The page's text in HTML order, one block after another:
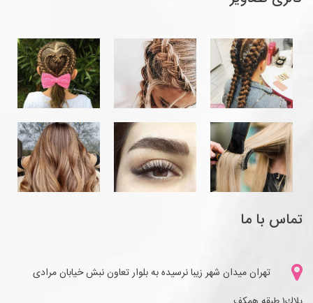
تماس با ما
تهران میدان شهر زیبا نرسیده به بلوار تعاون نبش خیابان مرادی